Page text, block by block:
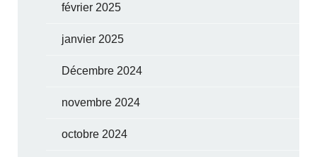
février 2025
janvier 2025
Décembre 2024
novembre 2024
octobre 2024